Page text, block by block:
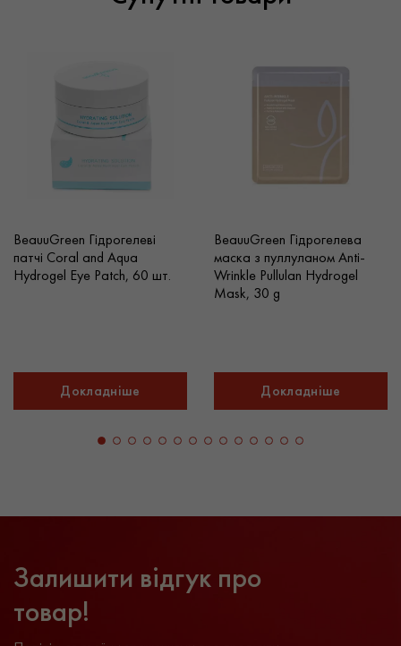
BeauuGreen Гідрогелеві
патчі Coral and Aqua
Hydrogel Eye Patch, 60 шт.
Докладніше
BeauuGreen Гідрогелева
маска з пуллуланом Anti-
Wrinkle Pullulan Hydrogel
Mask, 30 g
Докладніше
Залишити відгук про
товар!